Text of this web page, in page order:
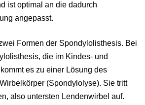
ist optimal an die dadurch
angepasst.
Formen der Spondylolisthesis. Bei
die im Kindes- und
es zu einer Lösung des
(Spondylolyse). Sie tritt
also untersten Lendenwirbel auf.